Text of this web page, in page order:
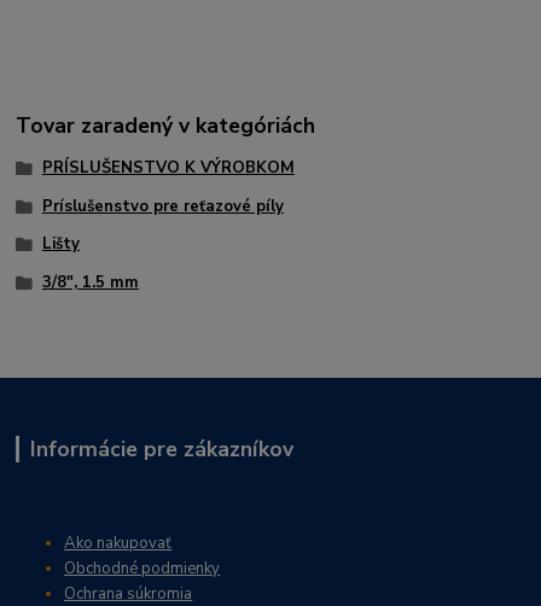
Tovar zaradený v kategóriách
PRÍSLUŠENSTVO K VÝROBKOM
Príslušenstvo pre reťazové píly
Lišty
3/8", 1.5 mm
Informácie pre zákazníkov
Ako nakupovať
Obchodné podmienky
Ochrana súkromia